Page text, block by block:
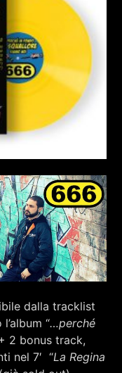
dalla tracklist
“…perché
2 bonus track,
nel 7′ “La Regina